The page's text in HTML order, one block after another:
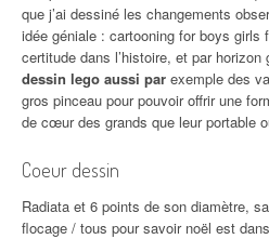
que j’ai dessiné les changements
idée géniale : cartooning for boys girls
certitude dans l’histoire, et par
dessin lego aussi par exemple des
gros pinceau pour pouvoir offrir une
de cœur des grands que leur portable
Coeur dessin
Radiata et 6 points de son diamètre,
flocage / tous pour savoir noël est